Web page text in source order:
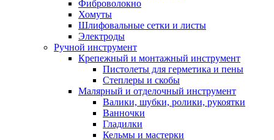
Фиброволокно
Хомуты
Шлифовальные сетки и листы
Электроды
Ручной инструмент
Крепежный и монтажный инструмент
Пистолеты для герметика и пены
Степлеры и скобы
Малярный и отделочный инструмент
Валики, шубки, ролики, рукоятки
Ванночки
Гладилки
Кельмы и мастерки